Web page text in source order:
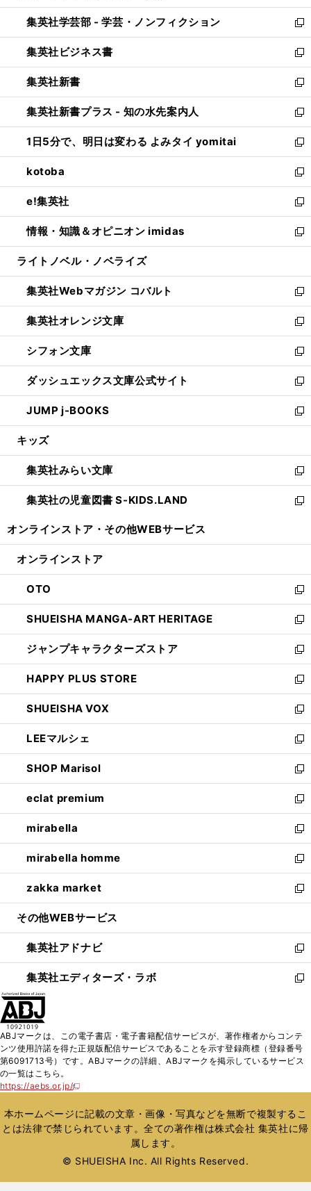
開
く
ウ
で
開
く
ン
ド
ウ
で
開
く
ウ
ィ
ン
ド
ウ
で
開
く
集英社学芸部 - 学芸・ノンフィクション
新
し
い
ウ
ィ
ン
ド
ウ
で
開
く
集英社ビジネス書
新
し
い
ウ
ィ
ン
ド
ウ
で
開
く
集英社新書
新
し
い
ウ
ィ
ン
ド
ウ
で
開
く
集英社新書プラス - 知の水先案内人
新
し
い
ウ
ィ
ン
ド
ウ
で
開
1日5分で、明日は変わる よみタイ yomitai
新
し
い
ウ
ィ
ン
ド
ウ
開
く
kotoba
新
し
い
ウ
ィ
ン
ウ
で
開
く
e!集英社
新
し
い
ウ
ン
ド
ウ
で
開
く
情報・知識＆オピニオン imidas
新
し
ウ
ィ
ン
ド
ウ
で
開
く
ライトノベル・ノベライズ
集英社Webマガジン コバルト
新
し
い
ウ
ィ
ン
ド
ウ
で
開
集英社オレンジ文庫
新
し
い
ウ
ィ
ン
ド
ウ
開
く
シフォン文庫
新
し
い
ウ
ィ
ン
ウ
で
開
く
ダッシュエックス文庫公式サイト
新
し
い
ウ
ン
ド
ウ
で
JUMP j-BOOKS
新
し
ウ
ィ
ン
ド
開
キッズ
集英社みらい文庫
新
し
い
ン
ウ
で
開
く
集英社の児童図書 S-KIDS.LAND
新
ウ
ン
ド
ウ
で
開
く
オンラインストア・ その他WEBサービス
オンラインストア
OTO
新
し
い
ウ
ィ
ン
ド
ウ
で
開
く
SHUEISHA MANGA-ART HERITAGE
新
し
い
ウ
ィ
ン
ド
ウ
で
開
く
ジャンプキャラクターズストア
新
し
い
ウ
ィ
ン
ド
ウ
で
開
く
HAPPY PLUS STORE
新
し
い
ウ
ィ
ン
ド
ウ
で
開
く
SHUEISHA VOX
新
し
い
ウ
ィ
ン
ド
ウ
で
開
く
LEEマルシェ
新
し
い
ウ
ィ
ン
ド
ウ
で
開
く
SHOP Marisol
新
し
い
ウ
ィ
ン
ド
ウ
で
開
eclat premium
新
し
い
ウ
ィ
ン
ド
ウ
開
く
mirabella
新
し
い
ウ
ィ
ン
ウ
で
開
く
mirabella homme
新
し
い
ウ
ン
ド
ウ
で
zakka market
新
し
ウ
ィ
ン
ド
く
その他WEBサービス
集英社アドナビ
新
し
い
ド
ウ
で
集英社エディターズ・ラボ
新
ィ
ン
ド
開
く
ABJマークは、この電子書店・電子書籍配信サービスが、著作権者からコンテ
ンツ使用許諾を得た正規版配信サービスであることを示す登録商標（登録番号
第6091713号）です。ABJマークの詳細、ABJマークを掲示しているサービス
の一覧はこちら。
https://aebs.or.jp/
新
い
ウ
ィ
ウ
本ホームページに記載の文章・画像・写真などを無断で複製するこ
とは法律で禁じられています。全ての著作権は株式会社 集英社に帰
属します。
© SHUEISHA Inc. All Rights Reserved.